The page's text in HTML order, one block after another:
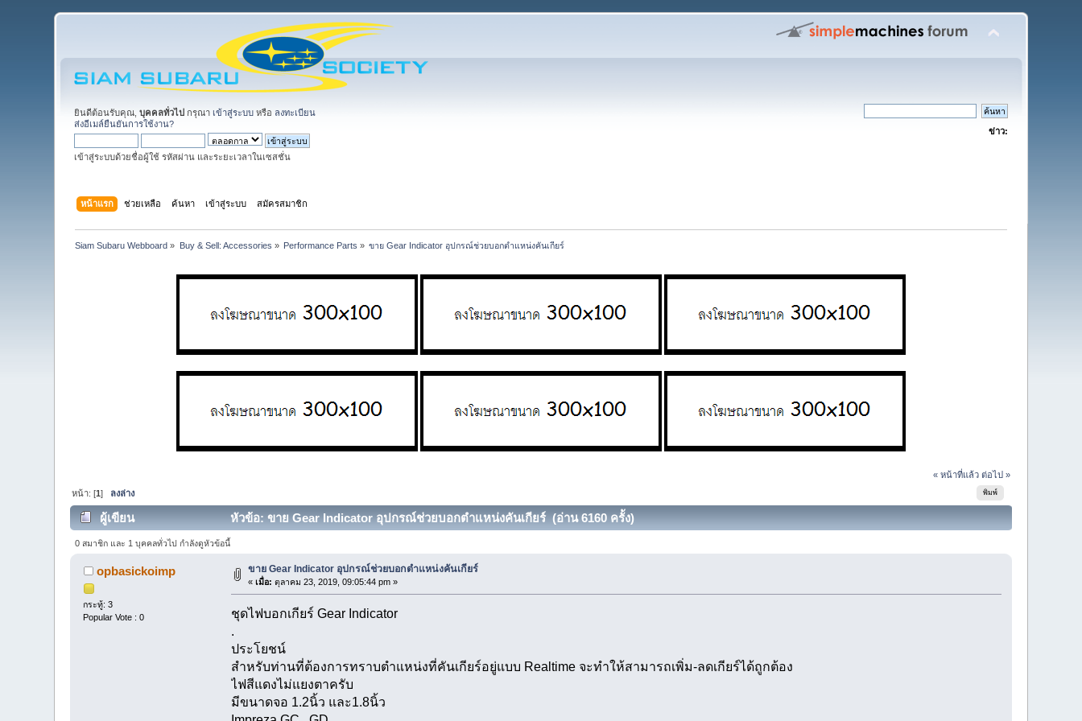
ยินดีต้อนรับคุณ,บุคคลทั่วไป กรุณา เข้าสู่ระบบ หรือ ลงทะเบียน
ส่งอีเมล์ยืนยันการใช้งาน?
เข้าสู่ระบบด้วยชื่อผู้ใช้ รหัสผ่าน และระยะเวลาในเซสชั่น
ข่าว:
หน้าแรก ช่วยเหลือ ค้นหา เข้าสู่ระบบ สมัครสมาชิก
Siam Subaru Webboard » Buy & Sell: Accessories » Performance Parts » ขาย Gear Indicator อุปกรณ์ช่วยบอกตำแหน่งคันเกียร์
« หน้าที่แล้ว ต่อไป »
พิมพ์
หน้า: [1] ลงล่าง
ผู้เขียน หัวข้อ: ขาย Gear Indicator อุปกรณ์ช่วยบอกตำแหน่งคันเกียร์ (อ่าน 6160 ครั้ง)
0 สมาชิก และ 1 บุคคลทั่วไป กำลังดูหัวข้อนี้
opbasickoimp
กระทู้: 3
Popular Vote : 0
ขาย Gear Indicator อุปกรณ์ช่วยบอกตำแหน่งคันเกียร์
«เมื่อ: ตุลาคม 23, 2019, 09:05:44 pm »
ชุดไฟบอกเกียร์ Gear Indicator
.
ประโยชน์
สำหรับท่านที่ต้องการทราบตำแหน่งที่คันเกียร์อยู่แบบ Realtime จะทำให้สามารถเพิ่ม-ลดเกียร์ได้ถูกต้อง
ไฟสีแดงไม่แยงตาครับ
มีขนาดจอ 1.2นิ้ว และ1.8นิ้ว